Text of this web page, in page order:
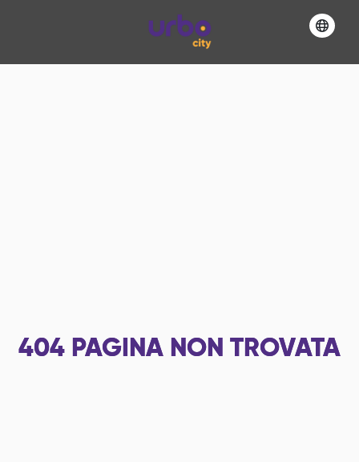
404 PAGINA NON TROVATA